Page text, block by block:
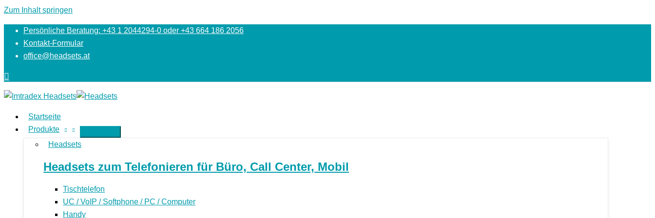
Zum Inhalt springen
Persönliche Beratung: +43 1 2044294-0 oder +43 664 186 2056
Kontakt-Formular
office@headsets.at
Startseite
Produkte
Headsets
Headsets zum Telefonieren für Büro, Call Center, Mobil
Tischtelefon
UC / VoIP / Softphone / PC / Computer
Handy